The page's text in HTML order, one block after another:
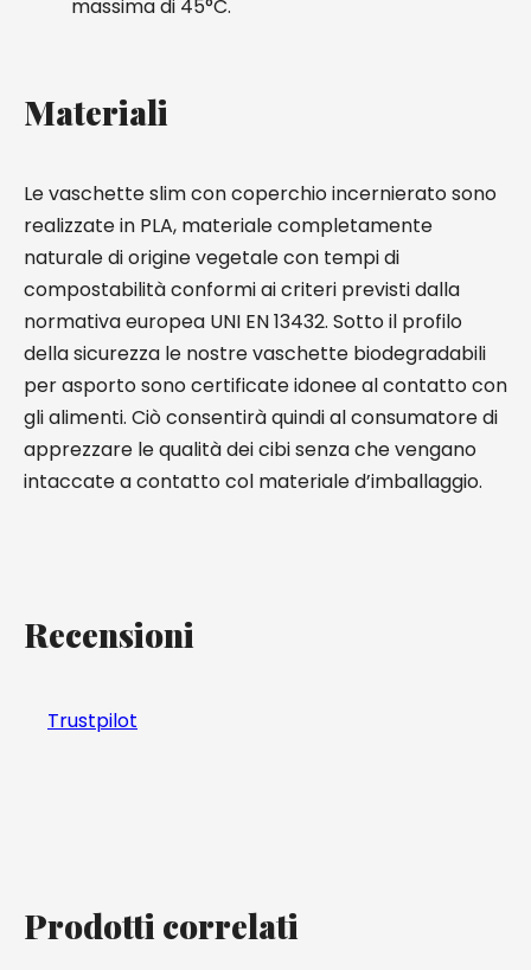
massima di 45°C.
Materiali
Le vaschette slim con coperchio incernierato sono
realizzate in PLA, materiale completamente
naturale di origine vegetale con tempi di
compostabilità conformi ai criteri previsti dalla
normativa europea UNI EN 13432. Sotto il profilo
della sicurezza le nostre vaschette biodegradabili
per asporto sono certificate idonee al contatto con
gli alimenti. Ciò consentirà quindi al consumatore di
apprezzare le qualità dei cibi senza che vengano
intaccate a contatto col materiale d’imballaggio.
Recensioni
Trustpilot
Prodotti correlati